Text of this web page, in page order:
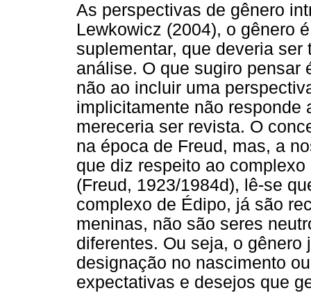
As perspectivas de gênero
Lewkowicz (2004), o gênero
suplementar, que deveria
análise. O que sugiro pensar
não ao incluir uma
implicitamente não responde
mereceria ser revista. O
na época de Freud, mas, a
que diz respeito ao
(Freud, 1923/1984d), lê-se
complexo de Édipo, já são
meninas, não são seres
diferentes. Ou seja, o
designação no nascimento
expectativas e desejos que